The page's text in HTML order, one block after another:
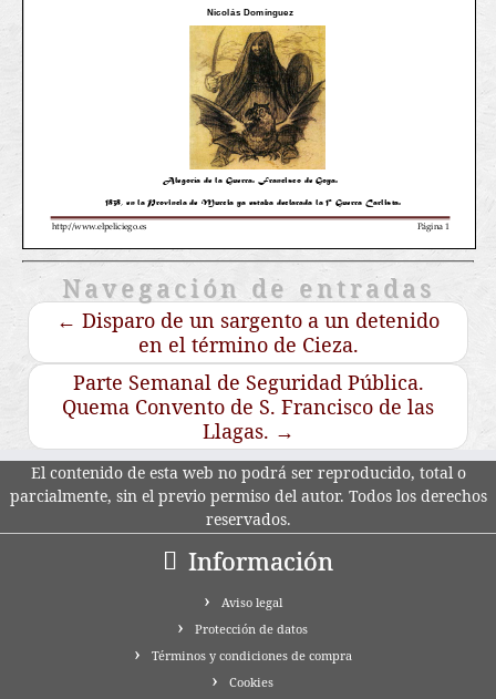
Navegación de entradas
← Disparo de un sargento a un detenido
en el término de Cieza.
Parte Semanal de Seguridad Pública.
Quema Convento de S. Francisco de las
Llagas. →
El contenido de esta web no podrá ser reproducido, total o
parcialmente, sin el previo permiso del autor. Todos los derechos
reservados.
Información
Aviso legal
Protección de datos
Términos y condiciones de compra
Cookies